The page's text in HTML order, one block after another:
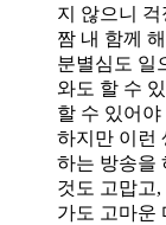
지 않으니 걱
짬 내 함께
분별심도 일
와도 할 수
할 수 있어
하지만 이런
하는 방송을
것도 고맙고
가도 고마운